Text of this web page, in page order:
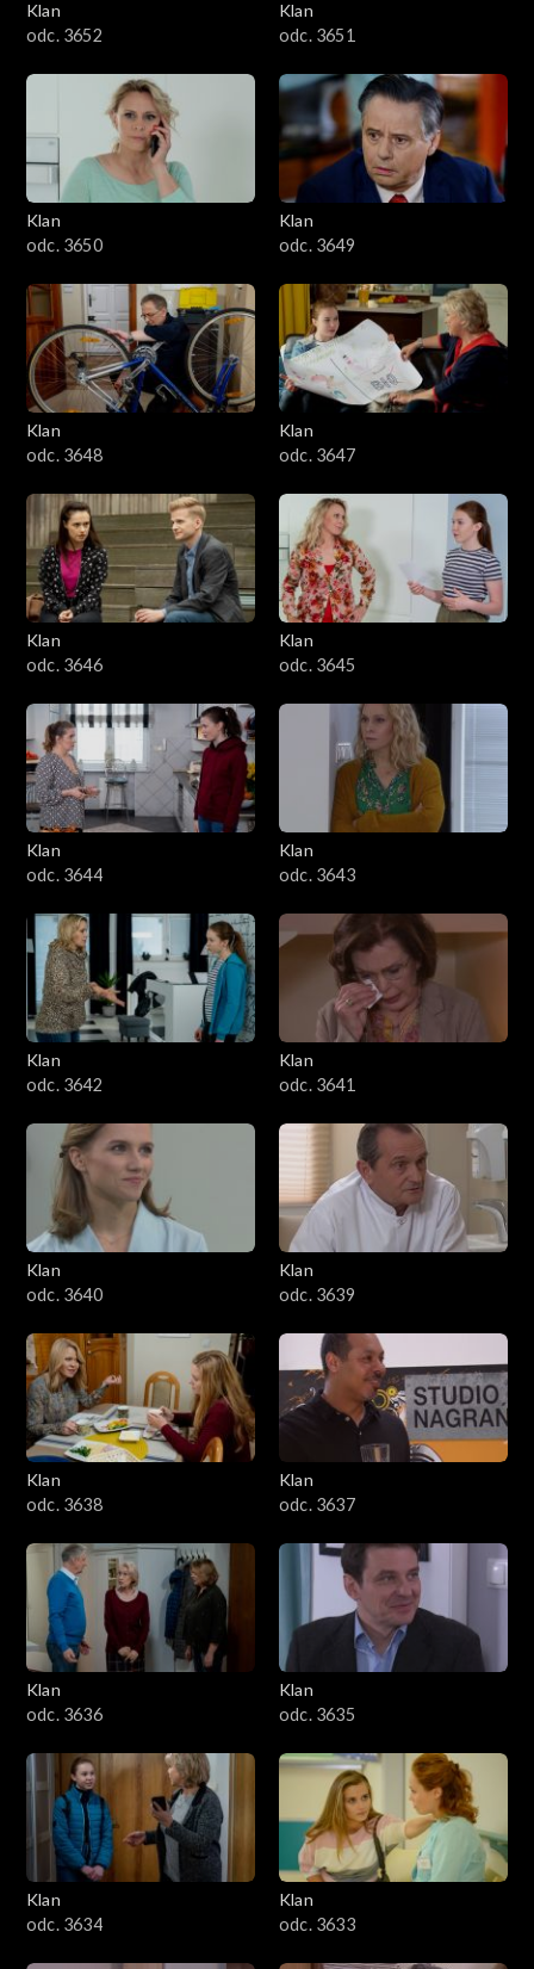
Klan
odc. 3652
Klan
odc. 3651
Klan
odc. 3650
Klan
odc. 3649
Klan
odc. 3648
Klan
odc. 3647
Klan
odc. 3646
Klan
odc. 3645
Klan
odc. 3644
Klan
odc. 3643
Klan
odc. 3642
Klan
odc. 3641
Klan
odc. 3640
Klan
odc. 3639
Klan
odc. 3638
Klan
odc. 3637
Klan
odc. 3636
Klan
odc. 3635
Klan
odc. 3634
Klan
odc. 3633